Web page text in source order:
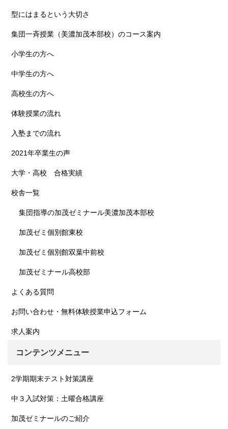
型にはまるという大切さ
集団一斉授業（美濃加茂本部校）のコース案内
小学生の方へ
中学生の方へ
高校生の方へ
体験授業の流れ
入塾までの流れ
2021年卒業生の声
大学・高校 合格実績
校舎一覧
集団指導の加茂ゼミナール美濃加茂本部校
加茂ゼミ個別館東校
加茂ゼミ個別館双葉中前校
加茂ゼミナール高校部
よくある質問
お問い合わせ・無料体験授業申込フォーム
求人案内
コンテンツメニュー
2学期期末テスト対策講座
中３入試対策：土曜合格講座
加茂ゼミナールのご紹介